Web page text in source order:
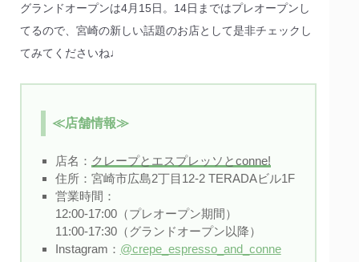
グランドオープンは4月15日。14日まではプレオープンし
てるので、宮崎の新しい話題のお店として是非チェックし
てみてくださいね♩
≪店舗情報≫
店名： クレープとエスプレッソとconne!
住所：宮崎市広島2丁目12-2 TERADAビル1F
営業時間：
12:00-17:00（プレオープン期間）
11:00-17:30（グランドオープン以降）
Instagram： @crepe_espresso_and_conne